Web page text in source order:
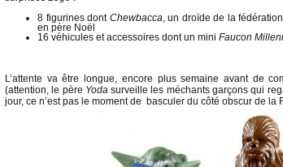
8 figurines dont Chewbacca, un droïde de la
en père Noël
16 véhicules et accessoires dont un mini Faucon
L’attente va être longue, encore plus semaine avant de
(attention, le père Yodasurveille les méchants garçons qui
jour, ce n’est pas le moment de basculer du côté obscur de la